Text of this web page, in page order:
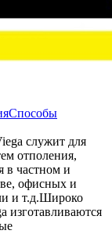
Способы
служит для
отполения,
в частном и
офисных и
и т.д.Широко
изготавливаются